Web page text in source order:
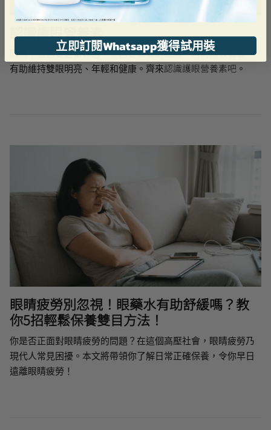
認識護眼營養素
眼睛不但需要適當休息，亦需要營養的滋潤。均衡攝取營養，
有助維持雙眼明亮、年輕和健康。齊來認識護眼營養素吧 。
眼睛疲勞別忽視！眼藥水有助舒緩嗎？教
你5招輕鬆保養雙目方法！
你是否正面對眼睛疲勞的問題？在這個高壓社會，眼睛疲勞乃
現代人常見困擾。本文將帶領你了解日常正確保養，令你早日
遠離眼睛疲勞！
立即訂閱Whatsapp獲得試用裝